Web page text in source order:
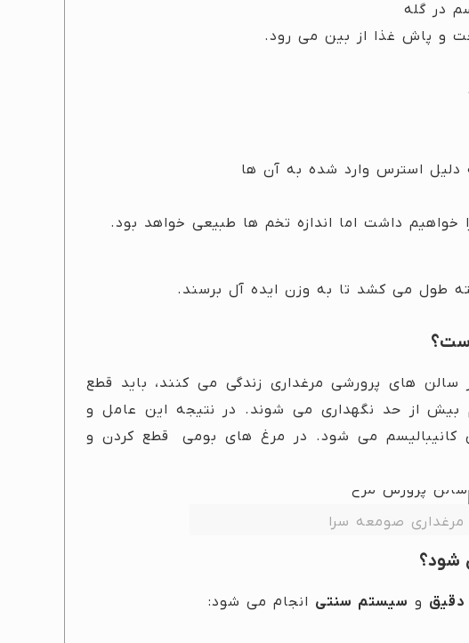
در گله
و پاش غذا از بین می رود.
داشت اما اندازه تخم ها طبیعی خواهد بود.
های پرورشی مرغداری زندگی می کنند، باید قطع
بیش از حد نگهداری می شوند. در نتیجه این عامل و
کانیبالیسم می شود. در مرغ های بومی قطع کردن و
صومعه سرا
شود؟
و سیستم سنتی انجام می شود: